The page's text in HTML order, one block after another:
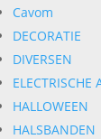
Cavom
DECORATIE
DIVERSEN
ELECTRISCHE
HALLOWEEN
HALSBANDEN